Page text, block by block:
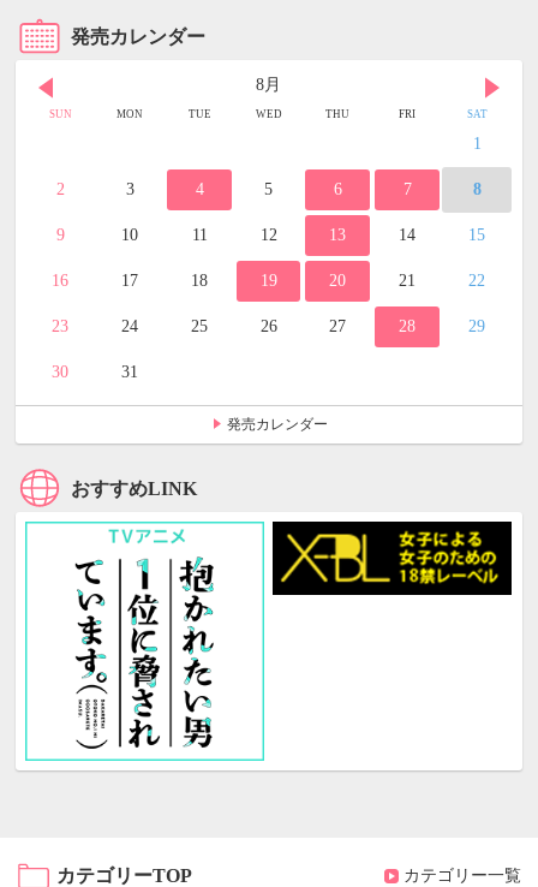
発売カレンダー
8月
SUN MON TUE WED THU FRI SAT
1
2 3 4 5 6 7 8
9 10 11 12 13 14 15
16 17 18 19 20 21 22
23 24 25 26 27 28 29
30 31
発売カレンダー
おすすめLINK
カテゴリーTOP カテゴリー一覧